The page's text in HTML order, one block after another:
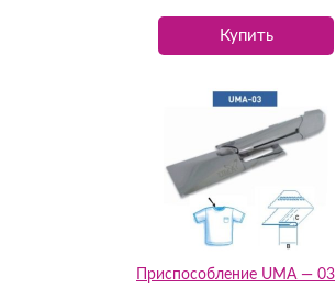
Купить
Приспособление UMA — 03